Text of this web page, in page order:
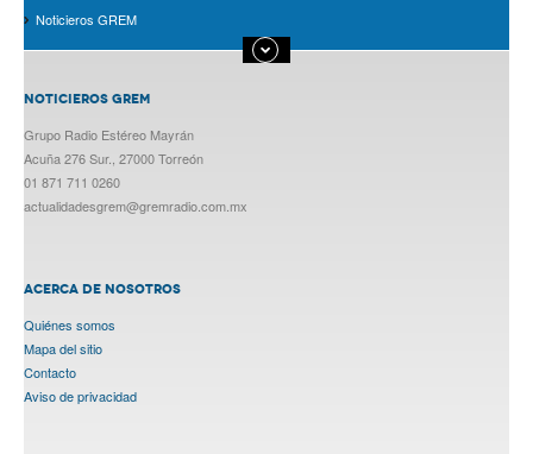
Noticieros GREM
NOTICIEROS GREM
Grupo Radio Estéreo Mayrán
Acuña 276 Sur., 27000 Torreón
01 871 711 0260
actualidadesgrem@gremradio.com.mx
ACERCA DE NOSOTROS
Quiénes somos
Mapa del sitio
Contacto
Aviso de privacidad